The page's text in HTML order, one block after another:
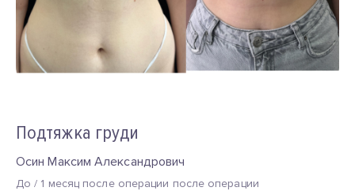
Подтяжка груди
Осин Максим Александрович
До / 1 месяц после операции после операции